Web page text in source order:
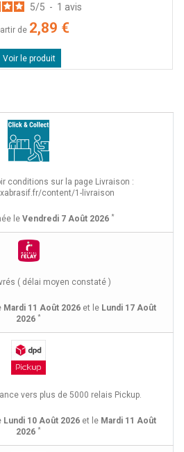
5/5 - 1 avis
de 2,89 €
Voir le produit
conditions sur la page Livraison :
content/1-livraison
le Vendredi 7 Août 2026 *
( délai moyen constaté )
Mardi 11 Août 2026et le Lundi 17 Août
2026 *
vers plus de 5000 relais Pickup.
Lundi 10 Août 2026et le Mardi 11 Août
2026 *